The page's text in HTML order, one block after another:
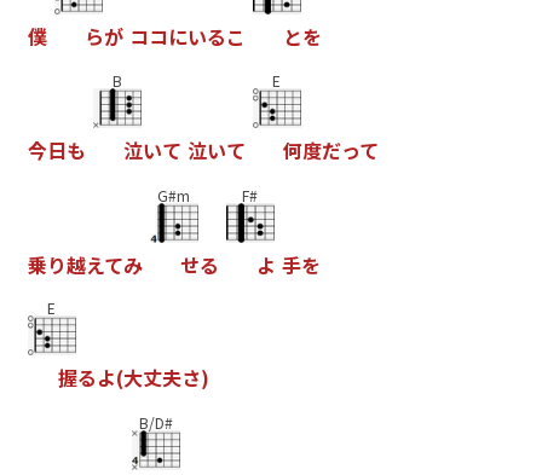
僕 らが ココにいるこ とを
今日も
B
泣いて 泣いて
E
何度だって
乗り越えてみ
G#m
せる
F#
よ 手を
E
握るよ(大丈夫さ)
B/D#